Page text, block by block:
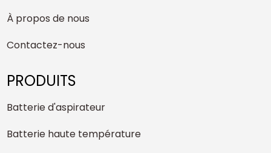
À propos de nous
Contactez-nous
PRODUITS
Batterie d'aspirateur
Batterie haute température